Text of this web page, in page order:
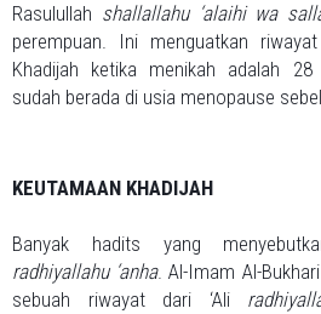
Rasulullah shallallahu ‘alaihi wa
perempuan. Ini menguatkan
Khadijah ketika menikah adalah
sudah berada di usia menopause
KEUTAMAAN KHADIJAH
Banyak hadits yang
radhiyallahu ‘anha. Al-Imam Al-
sebuah riwayat dari ‘Ali